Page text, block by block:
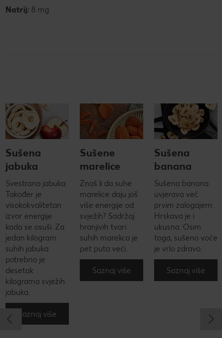
Natrij: 8 mg
Sušena
jabuka
Svestrana jabuka:
Također je
visokokvalitetan
izvor energije
kada se osuši. Za
jedan kilogram
suhih jabuka
potrebno je
desetak
kilograma svježih
jabuka.
Saznaj više
Sušene
marelice
Znaš li da suhe
marelice daju još
više energije od
svježih? Sadržaj
hranjivih tvari
suhih marelica je
pet puta veći.
Saznaj više
Sušena
banana
Sušena banana
uvjerava već
prvim zalogajem:
Hrskava je i
ukusna. Osim
toga, sušeno voće
je vrlo zdravo.
Saznaj više